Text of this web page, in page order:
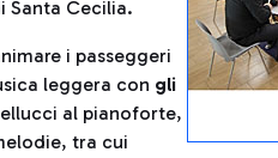
Santa Cecilia.
i passeggeri
leggera con gli
al pianoforte,
tra cui